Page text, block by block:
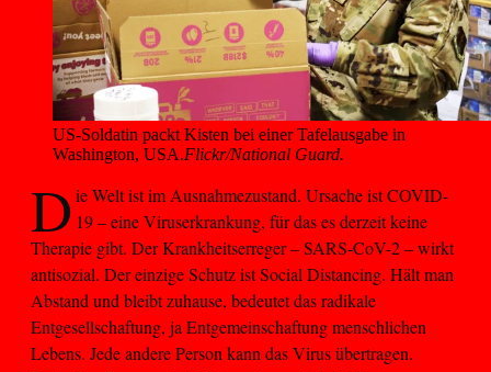
US-Soldatin packt Kisten bei einer Tafelausgabe in
Washington, USA.Flickr/National Guard.
Die Welt ist im Ausnahmezustand. Ursache ist COVID-
19 – eine Viruserkrankung, für das es derzeit keine
Therapie gibt. Der Krankheitserreger – SARS-CoV-2 – wirkt
antisozial. Der einzige Schutz ist Social Distancing. Hält man
Abstand und bleibt zuhause, bedeutet das radikale
Entgesellschaftung, ja Entgemeinschaftung menschlichen
Lebens. Jede andere Person kann das Virus übertragen.